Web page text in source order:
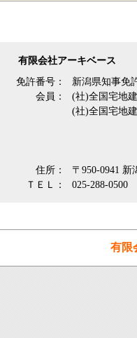
有限会社アーキベース
免許番号：
新潟県知事免
会員：
(社)全国宅地
(社)全国宅地
住所：
〒950-0941
ＴＥＬ：
025-288-0500
有限